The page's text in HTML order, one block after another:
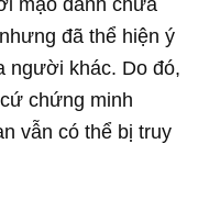
đã thể hiện ý
người khác. Do đó,
chứng minh
vẫn có thể bị truy